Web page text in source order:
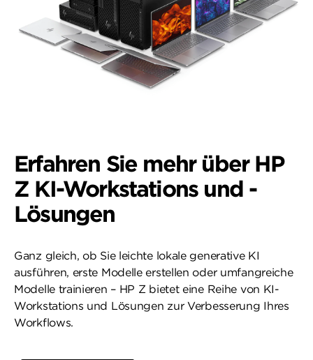
Erfahren Sie mehr über HP
Z KI-Workstations und -
Lösungen
Ganz gleich, ob Sie leichte lokale generative KI
ausführen, erste Modelle erstellen oder umfangreiche
Modelle trainieren – HP Z bietet eine Reihe von KI-
Workstations und Lösungen zur Verbesserung Ihres
Workflows.